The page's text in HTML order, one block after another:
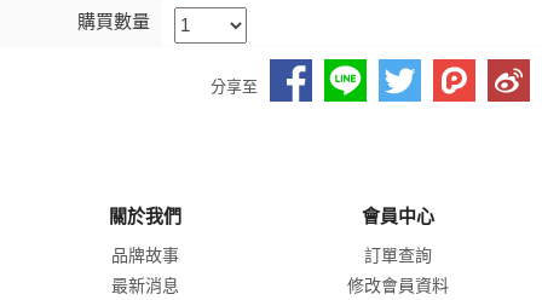
購買數量
分享至
關於我們
品牌故事
最新消息
會員中心
訂單查詢
修改會員資料